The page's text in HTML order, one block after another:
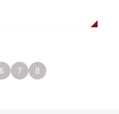
悠、陣内燕太の3人が、か
ッピ”によって河童の姿に変
6 7 8